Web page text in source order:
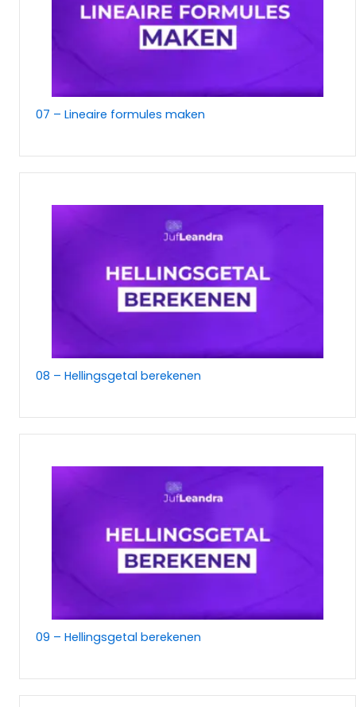
07 – Lineaire formules maken
08 – Hellingsgetal berekenen
09 – Hellingsgetal berekenen